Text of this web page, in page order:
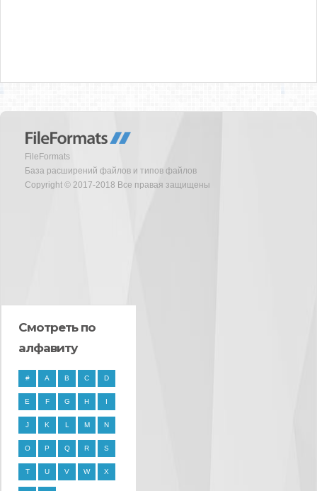
FileFormats
База расширений файлов и типов файлов
Copyright © 2017-2018 Все правая защищены
Смотреть по
алфавиту
# A B C D
E F G H I
J K L M N
O P Q R S
T U V W X